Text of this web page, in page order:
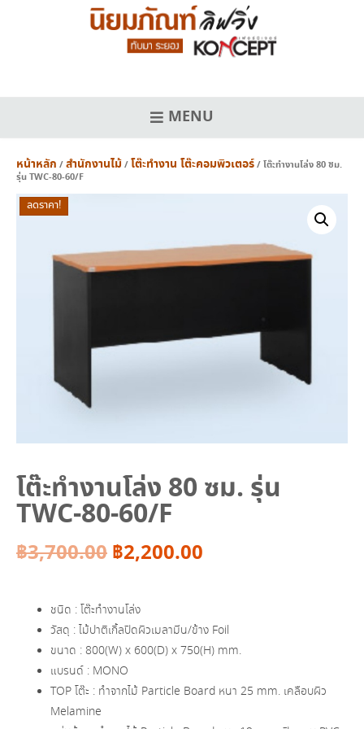
MENU
หน้าหลัก /สำนักงานไม้/โต๊ะทำงาน โต๊ะคอมพิวเตอร์/ โต๊ะทำงานโล่ง 80 ซม.
รุ่น TWC-80-60/F
ลดราคา!
โต๊ะทำงานโล่ง 80 ซม. รุ่น
TWC-80-60/F
฿3,700.00Original
was:
฿3,700.00.
฿2,200.00
is:
฿2,200.00.
ชนิด : โต๊ะทำงานโล่ง
วัสดุ : ไม้ปาติเกิ้ลปิดผิวเมลามีน/ข้าง Foil
ขนาด : 800(W) x 600(D) x 750(H) mm.
แบรนด์ : MONO
TOP โต๊ะ : ทำจากไม้ Particle Board หนา 25 mm. เคลือบผิว
Melamine